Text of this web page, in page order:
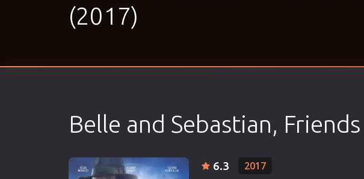
Δράσης
Ελληνικός Κινηματογράφος
Επιστημονικής Φαντασίας
Παιδικές
Περιπέτειες
(2017)
Belle and Sebastian,
6.3 2017